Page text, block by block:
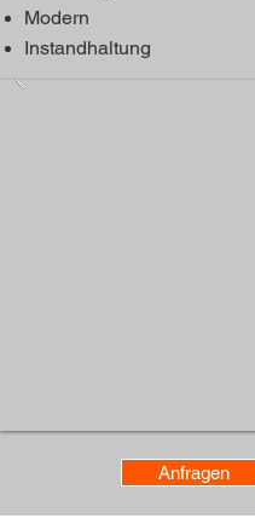
Modern
Instandhaltung
Anfragen